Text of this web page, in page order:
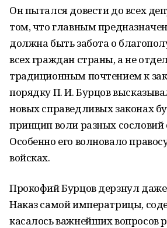
Он пытался довести до всех
том, что главным
должна быть забота о
всех граждан страны, а не
традиционным почтением к
порядку П. И. Бурцов
новых справедливых законах
принцип воли разных сословий
Особенно его волновало
войсках.
Прокофий Бурцов дерзнул
Наказ самой императрицы,
касалось важнейших вопросов